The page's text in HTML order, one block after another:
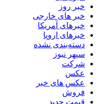
خبر روز
خبر های خارجی
خبرهای آمریکا
خبرهای اروپا
دسته‌بندی نشده
سپهر نیوز
شرکت
عکس
عکس های خبر
فروش
قیمت جدید